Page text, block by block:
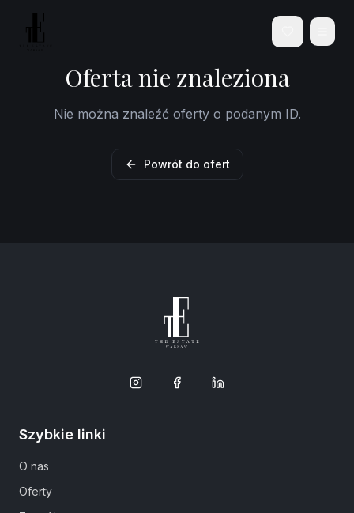
Oferta nie znaleziona
Nie można znaleźć oferty o podanym ID.
Powrót do ofert
Szybkie linki
O nas
Oferty